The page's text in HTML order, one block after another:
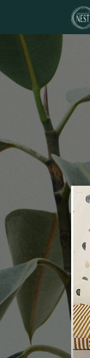
Overslaan naar inhoud